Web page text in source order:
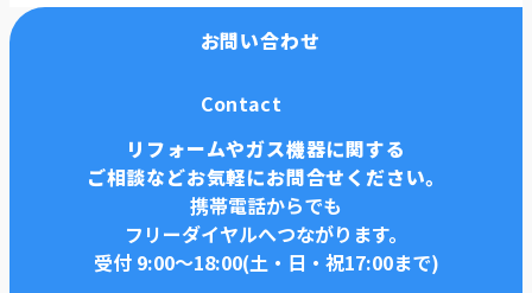
お問い合わせ
Contact
リフォームやガス機器に関する
ご相談などお気軽にお問合せください。
携帯電話からでも
フリーダイヤルへつながります。
受付 9:00〜18:00(土・日・祝17:00まで)